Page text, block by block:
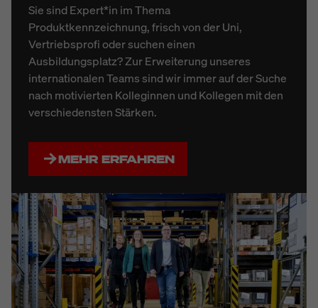
Sie sind Expert*in im Thema
Produktkennzeichnung, frisch von der Uni,
Vertriebsprofi oder suchen einen
Ausbildungsplatz? Zur Erweiterung unseres
internationalen Teams sind wir immer auf der Suche
nach motivierten Kolleginnen und Kollegen mit den
verschiedensten Stärken.
MEHR ERFAHREN